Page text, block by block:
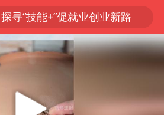
探寻“技能+”促就业创业新路
长城H10正式上市
印度暴发金迪普拉病毒